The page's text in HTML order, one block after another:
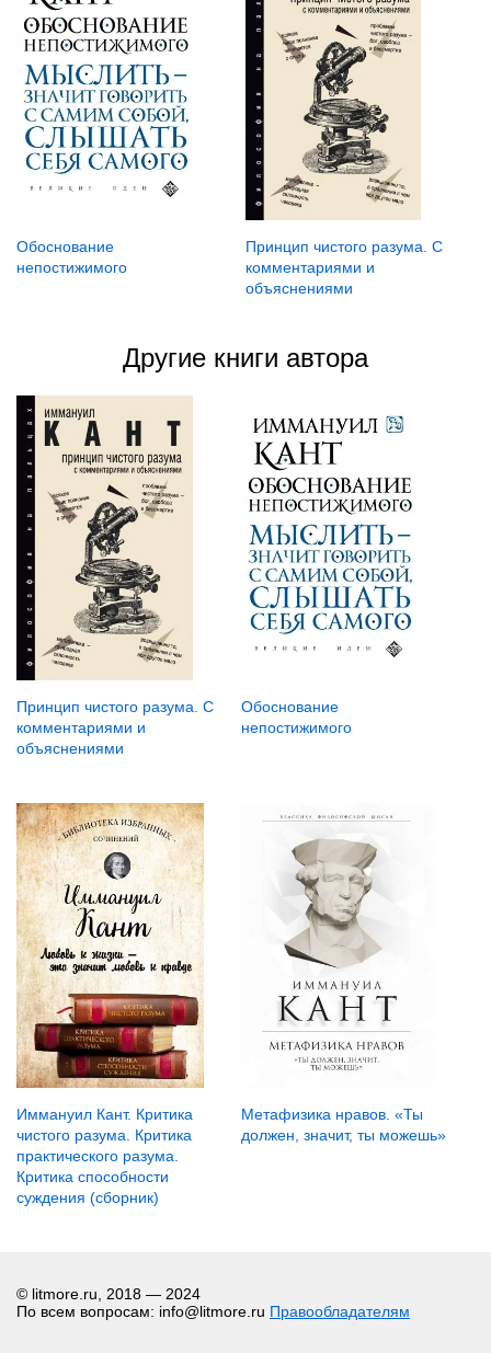
Обоснование
непостижимого
Принцип чистого разума. С
комментариями и
объяснениями
Другие книги автора
Принцип чистого разума. С
комментариями и
объяснениями
Обоснование
непостижимого
Иммануил Кант. Критика
чистого разума. Критика
практического разума.
Критика способности
суждения (сборник)
Метафизика нравов. «Ты
должен, значит, ты можешь»
© litmore.ru, 2018 — 2024
По всем вопросам: info@litmore.ru Правообладателям